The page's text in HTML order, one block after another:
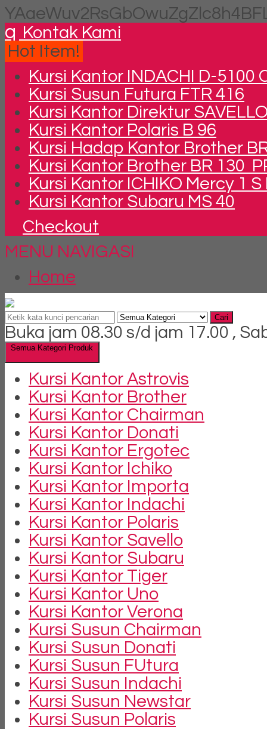
q Kontak Kami
Hot Item!
Kursi Kantor INDACHI D-5100
Kursi Susun Futura FTR 416
Kursi Kantor Direktur
Kursi Kantor Polaris B 96
Kursi Hadap Kantor Brother
Kursi Kantor Brother BR 130
Kursi Kantor ICHIKO Mercy 1 S
Kursi Kantor Subaru MS 40
Checkout
MENU NAVIGASI
Home
Cari
Buka jam 08.30 s/d jam 17.00 ,
Semua Kategori Produk
Kursi Kantor Astrovis
Kursi Kantor Brother
Kursi Kantor Chairman
Kursi Kantor Donati
Kursi Kantor Ergotec
Kursi Kantor Ichiko
Kursi Kantor Importa
Kursi Kantor Indachi
Kursi Kantor Polaris
Kursi Kantor Savello
Kursi Kantor Subaru
Kursi Kantor Tiger
Kursi Kantor Uno
Kursi Kantor Verona
Kursi Susun Chairman
Kursi Susun Donati
Kursi Susun FUtura
Kursi Susun Indachi
Kursi Susun Newstar
Kursi Susun Polaris